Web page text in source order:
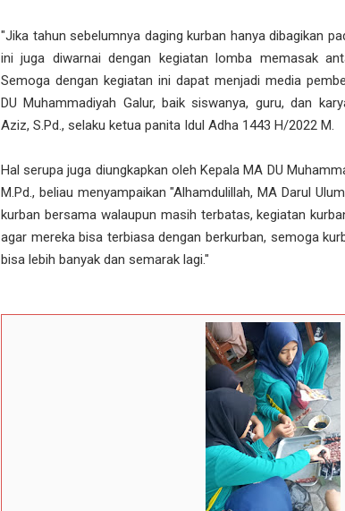
"Jika tahun sebelumnya daging kurban hanya dibagikan
ini juga diwarnai dengan kegiatan lomba memasak
Semoga dengan kegiatan ini dapat menjadi media
DU Muhammadiyah Galur, baik siswanya, guru, dan
Aziz, S.Pd., selaku ketua panita Idul Adha 1443 H/2022 M.
Hal serupa juga diungkapkan oleh Kepala MA DU
M.Pd., beliau menyampaikan "Alhamdulillah, MA Darul
kurban bersama walaupun masih terbatas, kegiatan
agar mereka bisa terbiasa dengan berkurban, semoga
bisa lebih banyak dan semarak lagi."